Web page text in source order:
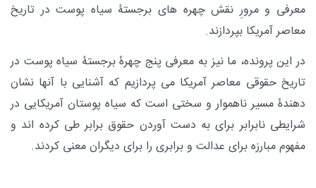
معرفی و مرورِ نقش چهره های برجستۀ سیاه پوست در تاریخ
معاصر آمریکا بپردازند.
در این پرونده، ما نیز به معرفی پنج چهرۀ برجستۀ سیاه پوست در
تاریخ حقوقی معاصر آمریکا می پردازیم که آشنایی با آنها نشان
دهندۀ مسیر ناهموار و سختی است که سیاه پوستان آمریکایی در
شرایطی نابرابر برای به دست آوردن حقوق برابر طی کرده اند و
مفهوم مبارزه برای عدالت و برابری را برای دیگران معنی کردند.